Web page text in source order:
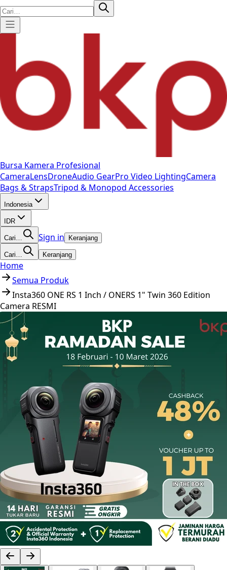
Bursa Kamera Profesional
CameraLensDroneAudio GearPro Video LightingCamera
Bags & StrapsTripod & Monopod Accessories
Indonesia
IDR
Cari… Sign in Keranjang
Cari… Keranjang
Home
Semua Produk
Insta360 ONE RS 1 Inch / ONERS 1" Twin 360 Edition
Camera RESMI